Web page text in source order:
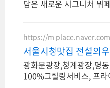
담은 새로운 시그니처 뷔
https://
371
서울시청맛집 전설의
광화문광장,청계광장,명
100%그릴링서비스, 프라